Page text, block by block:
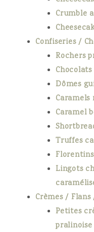
Crumble
Confiseries /
Rochers
Dômes
Caramel
Truffes
Lingots
Crèmes / Flans
Petites
pralinoise